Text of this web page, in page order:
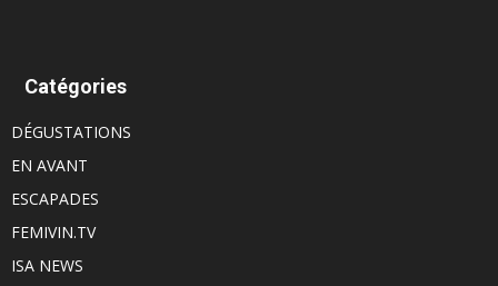
Catégories
DÉGUSTATIONS
EN AVANT
ESCAPADES
FEMIVIN.TV
ISA NEWS